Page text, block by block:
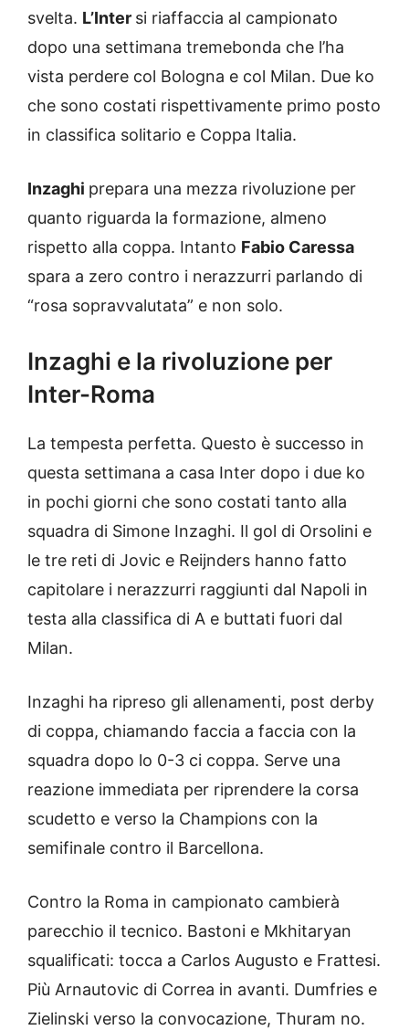
svelta. L’Inter si riaffaccia al campionato
dopo una settimana tremebonda che l’ha
vista perdere col Bologna e col Milan. Due ko
che sono costati rispettivamente primo posto
in classifica solitario e Coppa Italia.
Inzaghi prepara una mezza rivoluzione per
quanto riguarda la formazione, almeno
rispetto alla coppa. Intanto Fabio Caressa
spara a zero contro i nerazzurri parlando di
“rosa sopravvalutata” e non solo.
Inzaghi e la rivoluzione per
Inter-Roma
La tempesta perfetta. Questo è successo in
questa settimana a casa Inter dopo i due ko
in pochi giorni che sono costati tanto alla
squadra di Simone Inzaghi. Il gol di Orsolini e
le tre reti di Jovic e Reijnders hanno fatto
capitolare i nerazzurri raggiunti dal Napoli in
testa alla classifica di A e buttati fuori dal
Milan.
Inzaghi ha ripreso gli allenamenti, post derby
di coppa, chiamando faccia a faccia con la
squadra dopo lo 0-3 ci coppa. Serve una
reazione immediata per riprendere la corsa
scudetto e verso la Champions con la
semifinale contro il Barcellona.
Contro la Roma in campionato cambierà
parecchio il tecnico. Bastoni e Mkhitaryan
squalificati: tocca a Carlos Augusto e Frattesi.
Più Arnautovic di Correa in avanti. Dumfries e
Zielinski verso la convocazione, Thuram no.